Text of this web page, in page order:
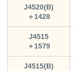
J4520(B)
＋1428
J4515
＋1579
J4515(B)